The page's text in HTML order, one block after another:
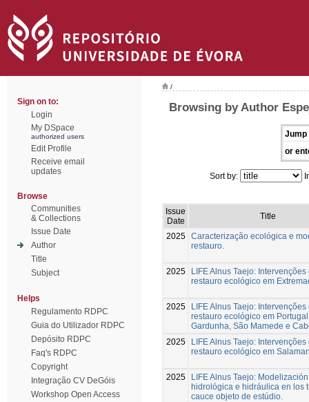
Sign on to:
Login
My DSpace
authorized users
Edit Profile
Receive email
updates
Browse
Communities
& Collections
Issue Date
Author
Title
Subject
Helps
Regulamento RDPC
Guia do Utilizador RDPC
Depósito RDPC
Faq's RDPC
Copyright
Integração CV DeGóis
Workshop Open Access
/
Browsing by Author
Jump
or
Sort by:
Issue
Date
Title
2025 Caracterização ecológica e
restauro.
2025
LIFE Alnus Taejo: Intervenções
restauro ecológico em
2025
LIFE Alnus Taejo: Intervenções
restauro ecológico em
Gardunha, São Mamede e
2025
LIFE Alnus Taejo: Intervenções
restauro ecológico em
2025
LIFE Alnus Taejo: Modelización
hidrológica e hidráulica en los
cauce objeto de estúdio.